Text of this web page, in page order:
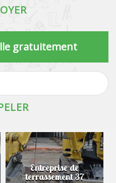
gratuitement
Entreprise de
terrassement 37